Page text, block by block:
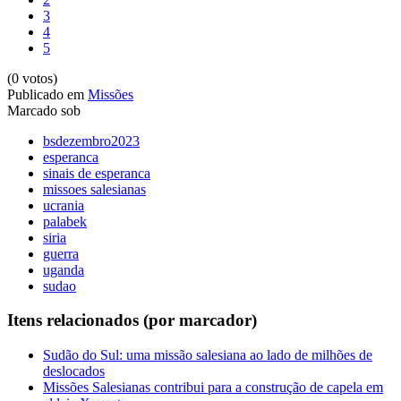
3
4
5
(0 votos)
Publicado em Missões
Marcado sob
bsdezembro2023
esperanca
sinais de esperanca
missoes salesianas
ucrania
palabek
siria
guerra
uganda
sudao
Itens relacionados (por marcador)
Sudão do Sul: uma missão salesiana ao lado de milhões de
deslocados
Missões Salesianas contribui para a construção de capela em